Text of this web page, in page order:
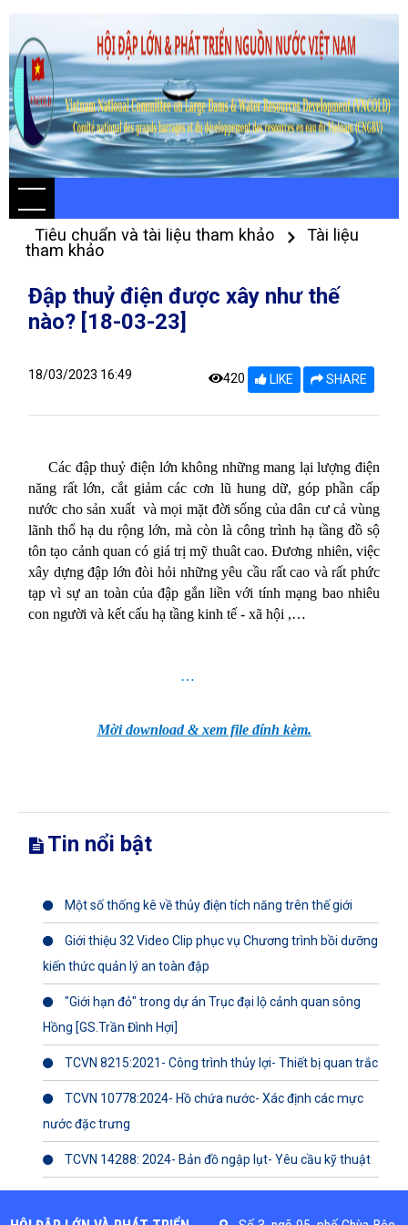
Tiêu chuẩn và tài liệu tham khảo
Tài liệu
tham khảo
Đập thuỷ điện được xây như thế
nào? [18-03-23]
18/03/2023 16:49 420 LIKE SHARE
Các đập thuỷ điện lớn không những mang lại lượng điện
năng rất lớn, cắt giảm các cơn lũ hung dữ, góp phần cấp
nước cho sản xuất và mọi mặt đời sống của dân cư cả vùng
lãnh thổ hạ du rộng lớn, mà còn là công trình hạ tầng đồ sộ
tôn tạo cảnh quan có giá trị mỹ thuât cao. Đương nhiên, việc
xây dựng đập lớn đòi hỏi những yêu cầu rất cao và rất phức
tạp vì sự an toàn của đập gắn liền với tính mạng bao nhiêu
con người và kết cấu hạ tầng kinh tế - xã hội ,…
…
Mời download & xem file đính kèm.
Tin nổi bật
Một số thống kê về thủy điện tích năng trên thế giới
Giới thiệu 32 Video Clip phục vụ Chương trình bồi dưỡng
kiến thức quản lý an toàn đập
"Giới hạn đỏ" trong dự án Trục đại lộ cảnh quan sông
Hồng [GS.Trần Đình Hợi]
TCVN 8215:2021- Công trình thủy lợi- Thiết bị quan trắc
TCVN 10778:2024- Hồ chứa nước- Xác định các mực
nước đặc trưng
TCVN 14288: 2024- Bản đồ ngập lụt- Yêu cầu kỹ thuật